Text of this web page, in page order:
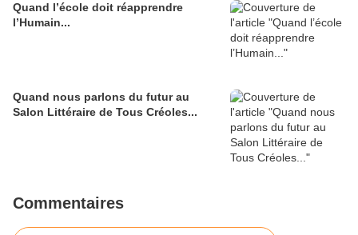
Quand l’école doit réapprendre
l’Humain...
Quand nous parlons du futur au
Salon Littéraire de Tous Créoles...
Commentaires